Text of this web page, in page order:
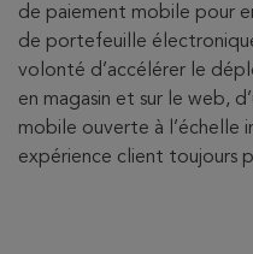
de paiement mobile pour
de portefeuille
volonté d’accélérer le
en magasin et sur le web,
mobile ouverte à l’échelle
expérience client toujours